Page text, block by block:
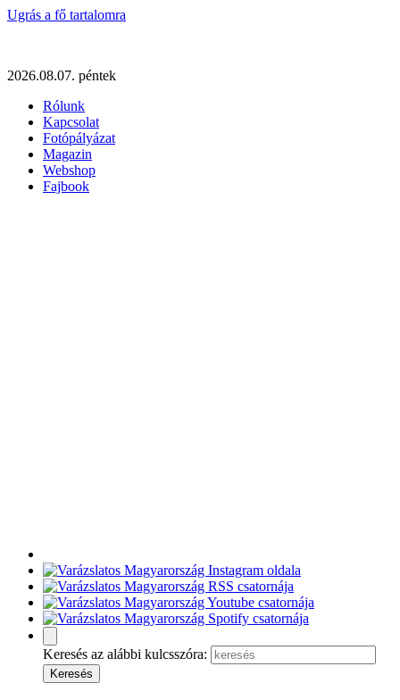
Ugrás a fő tartalomra
2026.08.07. péntek
Rólunk
Kapcsolat
Fotópályázat
Magazin
Webshop
Fajbook
Keresés az alábbi kulcsszóra: